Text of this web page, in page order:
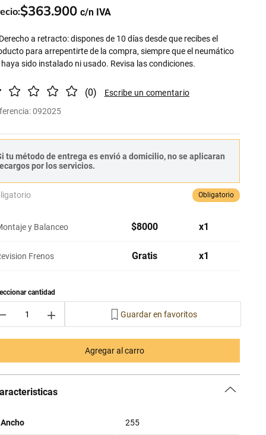
$363.900
a retracto: dispones de 10 días desde que recibes el
para arrepentirte de la compra, siempre que el neumático
sido instalado ni usado. Revisa las condiciones.
(0)
:092025
tu método de entrega es envió a domicilio, no se aplicaran
por los servicios.
Obligatorio
y Balanceo $8000 x1
Frenos Gratis x1
＋
Agregar al carro
Ancho 255